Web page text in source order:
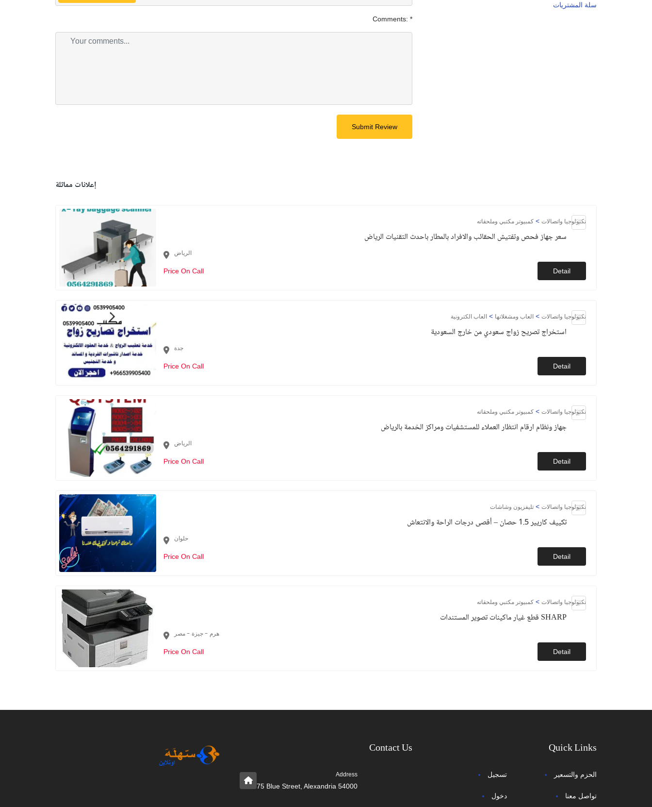
Comments: *
Submit Review
سلة المشتريات
إعلانات مماثلة
تكنولوجيا واتصالات > كمبيوتر مكتبي وملحقاته
سعر جهاز فحص وتفتيش الحقائب والافراد بالمطار باحدث التقنيات الرياض
الرياض
Price On Call Detail
تكنولوجيا واتصالات > العاب ومشغلاتها > العاب الكترونية
استخراج تصريح زواج سعودي من خارج السعودية
جدة
Price On Call Detail
تكنولوجيا واتصالات > كمبيوتر مكتبي وملحقاته
جهاز ونظام ارقام انتظار العملاء للمستشفيات ومراكز الخدمة بالرياض
الرياض
Price On Call Detail
تكنولوجيا واتصالات > تليفزيون وشاشات
تكييف كاريير 1.5 حصان – أقصى درجات الراحة والانتعاش
حلوان
Price On Call Detail
تكنولوجيا واتصالات > كمبيوتر مكتبي وملحقاته
قطع غيار ماكينات تصوير المستندات SHARP
هرم - جيزة - مصر
Price On Call Detail
Contact Us
Address
75 Blue Street, Alexandria 54000
Quick Links
تسجيل
دخول
الحزم والتسعير
تواصل معنا